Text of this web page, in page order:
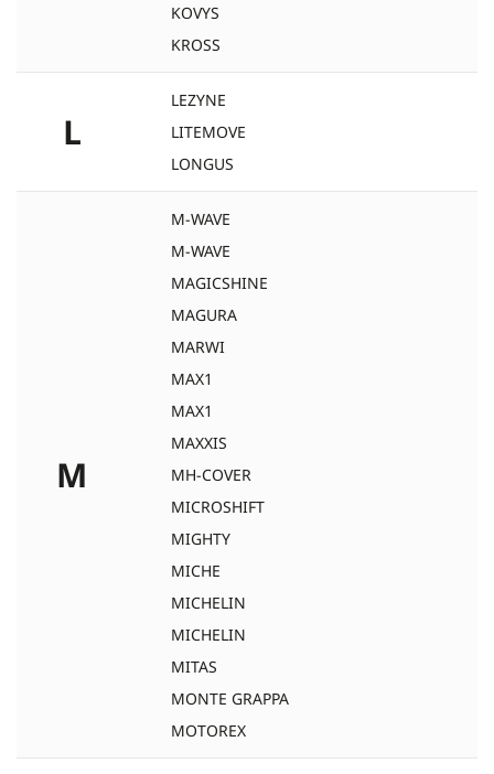
KOVYS
KROSS
L
LEZYNE
LITEMOVE
LONGUS
M
M-WAVE
M-WAVE
MAGICSHINE
MAGURA
MARWI
MAX1
MAX1
MAXXIS
MH-COVER
MICROSHIFT
MIGHTY
MICHE
MICHELIN
MICHELIN
MITAS
MONTE GRAPPA
MOTOREX